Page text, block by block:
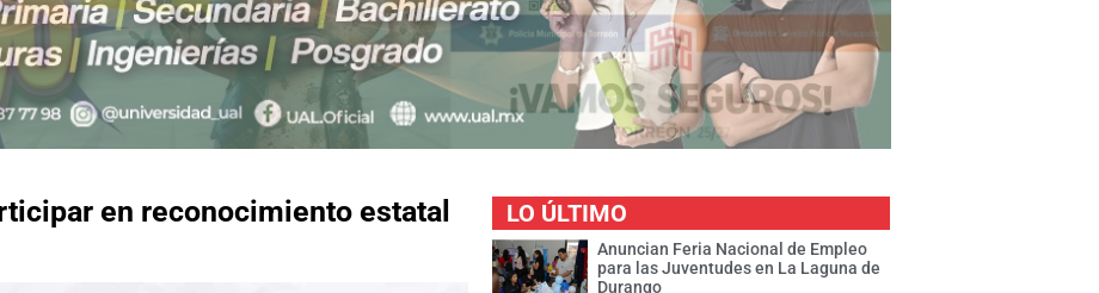
en reconocimiento estatal LO ÚLTIMO
Anuncian Feria Nacional de Empleo
para las Juventudes en La Laguna de
Durango